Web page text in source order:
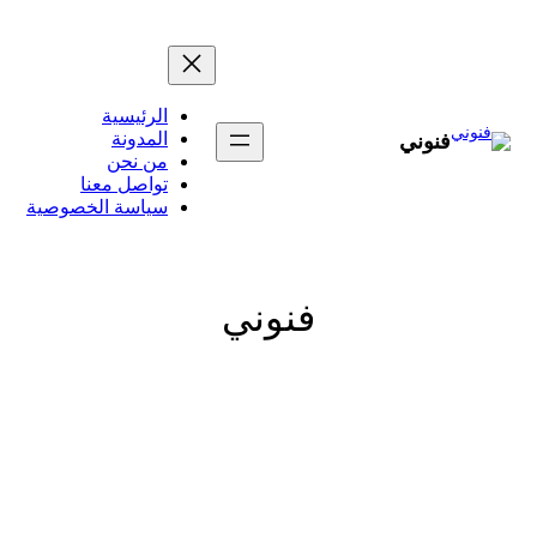
فنوني
الرئيسية
المدونة
من نحن
تواصل معنا
سياسة الخصوصية
فنوني